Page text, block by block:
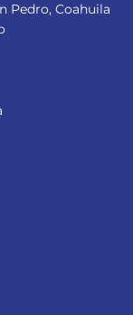
Pedro, Coahuila